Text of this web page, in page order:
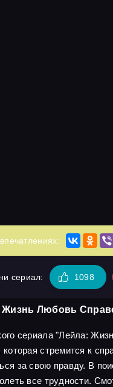
сериал: 1098
Жизнь Любовь
сериала "Лейла:
стремится к
за свою правду. В
все трудности.